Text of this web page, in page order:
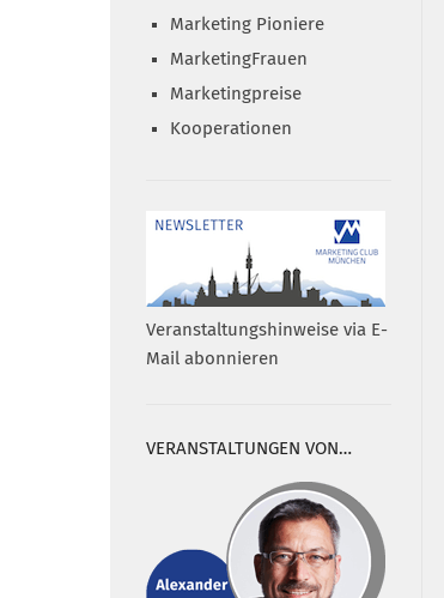
Marketing Pioniere
MarketingFrauen
Marketingpreise
Kooperationen
Veranstaltungshinweise via E-
Mail abonnieren
VERANSTALTUNGEN VON…